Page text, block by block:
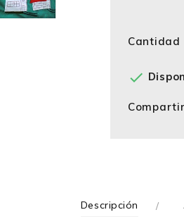
Cantidad

Compartir
Descripción